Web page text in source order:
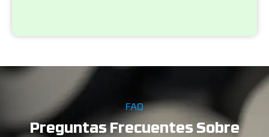
FAQ
Preguntas Frecuentes Sobre